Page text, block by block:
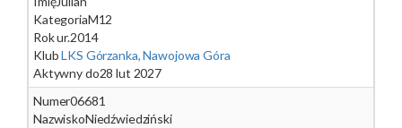
KategoriaM12
Rok ur.2014
KlubLKS Górzanka, Nawojowa Góra
Aktywny do28 lut 2027
Numer06681
NazwiskoNiedźwiedziński